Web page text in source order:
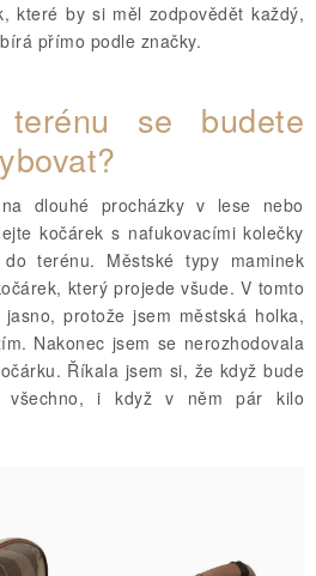
které by si měl zodpovědět každý,
přímo podle značky.
se budete
dlouhé procházky v lese nebo
kočárek s nafukovacími kolečky
terénu. Městské typy maminek
který projede všude. V tomto
protože jsem městská holka,
Nakonec jsem se nerozhodovala
Říkala jsem si, že když bude
všechno, i když v něm pár kilo